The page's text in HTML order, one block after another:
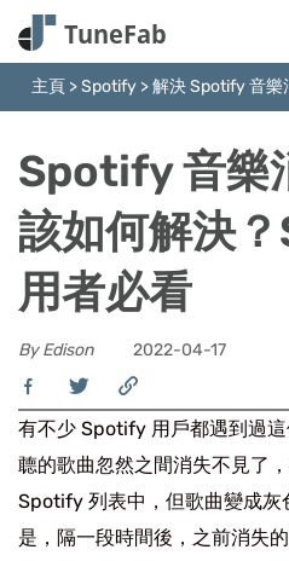
主頁 >Spotify >解決 Spotify 音樂
Spotify 音樂
該如何解決
用者必看
By Edison 2022-04-17
有不少 Spotify 用戶都遇到過
聼的歌曲忽然之間消失不見了
Spotify 列表中，但歌曲變成灰
是，隔一段時間後，之前消失